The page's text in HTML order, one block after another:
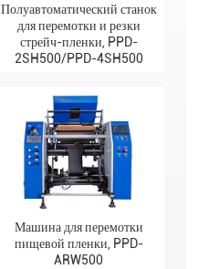
Полуавтоматический станок
для перемотки и резки
стрейч-пленки, PPD-
2SH500/PPD-4SH500
Машина для перемотки
пищевой пленки, PPD-
ARW500